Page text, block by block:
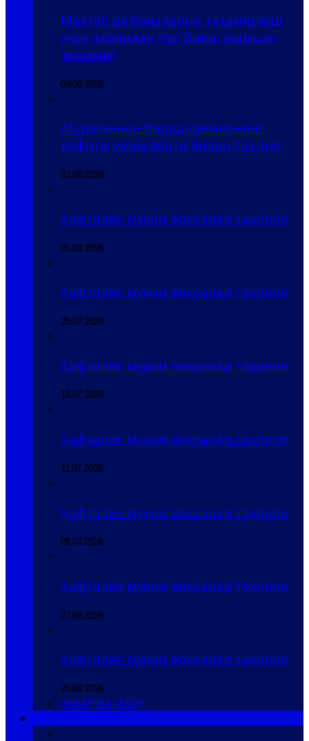
Мактаб ва боғчаларни таъмирлаш
учун аҳолидан пул йиғиш шаръан
жоизми?
04.08.2026
Абдуманнон биродаримизнинг
вафоти муносабати билан таъзия
01.08.2026
Ҳафталик муҳим воқеалар таҳлили
01.08.2026
Ҳафталик муҳим воқеалар таҳлили
25.07.2026
Ҳафталик муҳим воқеалар таҳлили
18.07.2026
Ҳафталик муҳим воқеалар таҳлили
11.07.2026
Ҳафталик муҳим воқеалар таҳлили
05.07.2026
Ҳафталик муҳим воқеалар таҳлили
27.06.2026
Ҳафталик муҳим воқеалар таҳлили
20.06.2026
ХАБАР ВА ИЗОҲ